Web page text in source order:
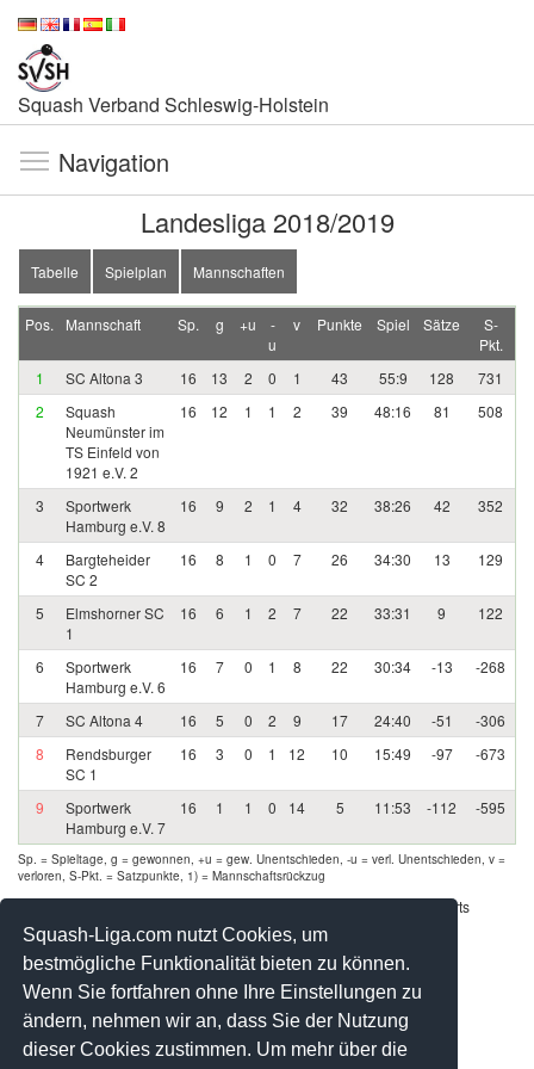
Squash-Liga.com nutzt Cookies, um
bestmögliche Funktionalität bieten zu können.
Wenn Sie fortfahren ohne Ihre Einstellungen zu
ändern, nehmen wir an, dass Sie der Nutzung
dieser Cookies zustimmen. Um mehr über die
Squash Verband Schleswig-Holstein
Navigation
Landesliga 2018/2019
Tabelle Spielplan Mannschaften
Pos. Mannschaft Sp. g +u
-
u
v Punkte Spiel Sätze
S-
Pkt.
1
SC Altona 3 16 13 2 0 1 43 55:9 128
731
2
Squash
Neumünster im
TS Einfeld von
1921 e.V. 2
16 12 1 1 2 39 48:16 81 508
3
Sportwerk
Hamburg e.V. 8
16 9 2 1 4 32 38:26 42 352
4
Bargteheider
SC 2
16 8 1 0 7 26 34:30 13 129
5
Elmshorner SC
1
16 6 1 2 7 22 33:31 9 122
6
Sportwerk
Hamburg e.V. 6
16 7 0 1 8 22 30:34 -13 -268
7 SC Altona 4 16 5 0 2 9 17 24:40 -51
-306
8
Rendsburger
SC 1
16 3 0 1 12 10 15:49 -97 -673
9
Sportwerk
Hamburg e.V. 7
16 1 1 0 14 5 11:53 -112 -595
Sp. = Spieltage, g = gewonnen, +u = gew. Unentschieden, -u = verl. Unentschieden, v =
verloren, S-Pkt. = Satzpunkte, 1) = Mannschaftsrückzug
Werbung - Offizielle Pool Partner des deutschen Squashsports